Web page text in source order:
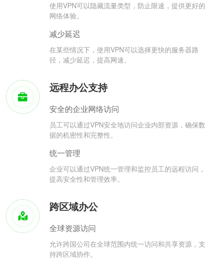
使用VPN可以隐藏流量类型，防止限速，提供更好的
网络体验。
减少延迟
在某些情况下，使用VPN可以选择更快的服务器路
径，减少延迟，提高网速。
远程办公支持
安全的企业网络访问
员工可以通过VPN安全地访问企业内部资源，确保数
据的机密性和完整性。
统一管理
企业可以通过VPN统一管理和监控员工的远程访问，
提高安全性和管理效率。
跨区域办公
全球资源访问
允许跨国公司在全球范围内统一访问和共享资源，支
持跨区域协作。